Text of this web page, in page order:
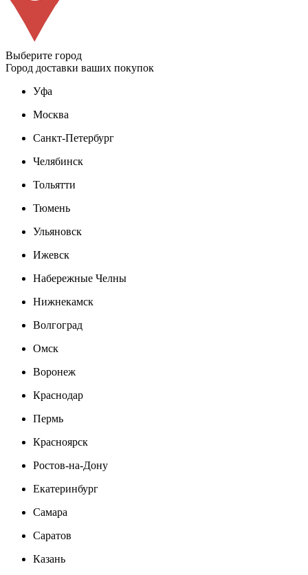
Выберите город
Город доставки ваших покупок
Уфа
Москва
Санкт-Петербург
Челябинск
Тольятти
Тюмень
Ульяновск
Ижевск
Набережные Челны
Нижнекамск
Волгоград
Омск
Воронеж
Краснодар
Пермь
Красноярск
Ростов-на-Дону
Екатеринбург
Самара
Саратов
Казань